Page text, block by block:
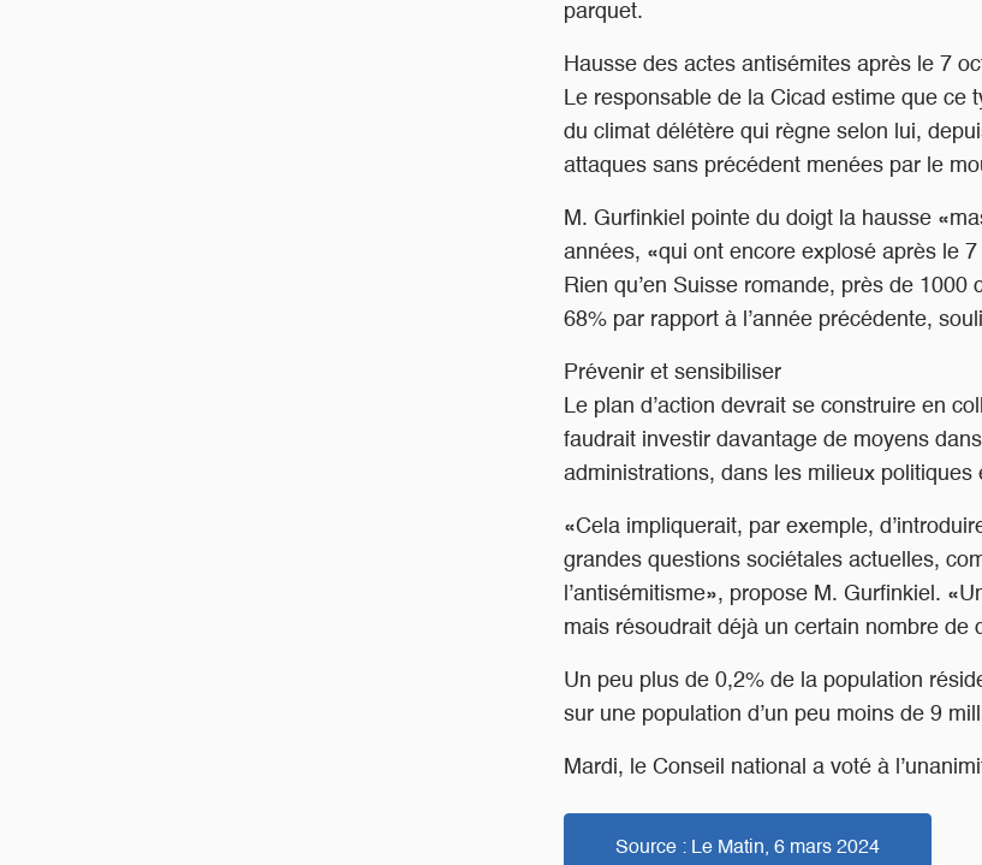
parquet.
Hausse des actes antisémites après le 7
Le responsable de la Cicad estime que ce
du climat délétère qui règne selon lui,
attaques sans précédent menées par le
M. Gurfinkiel pointe du doigt la hausse
années, «qui ont encore explosé après le
Rien qu’en Suisse romande, près de
68% par rapport à l’année précédente,
Prévenir et sensibiliser
Le plan d’action devrait se construire en
faudrait investir davantage de moyens
administrations, dans les milieux politiques
«Cela impliquerait, par exemple,
grandes questions sociétales actuelles,
l’antisémitisme», propose M. Gurfinkiel.
mais résoudrait déjà un certain nombre de
Un peu plus de 0,2% de la population
sur une population d’un peu moins de 9
Mardi, le Conseil national a voté à
Source : Le Matin, 6 mars 2024